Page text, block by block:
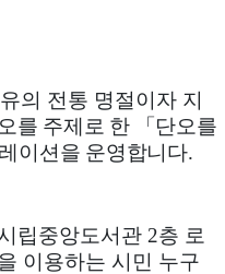
의 전통 명절이자 지
를 주제로 한 「단오를
이션을 운영합니다.
립중앙도서관 2층 로
이용하는 시민 누구